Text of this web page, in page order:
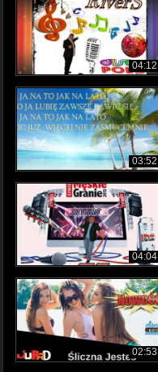
04:12
03:52
04:04
02:53